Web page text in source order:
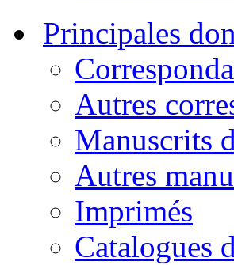
Principales
Autres
Manuscrits
Autres
Imprimés
Catalogues